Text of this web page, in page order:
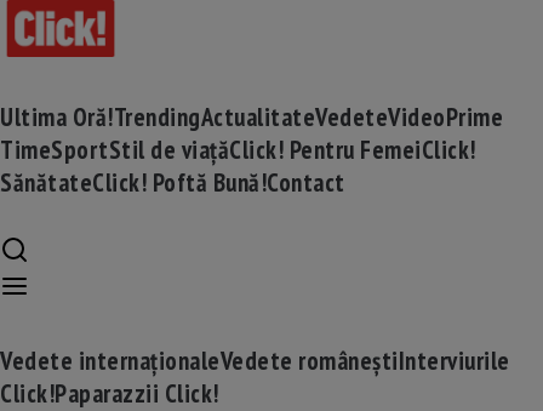
Ultima Oră!TrendingActualitateVedeteVideoPrime
TimeSportStil de viațăClick! Pentru FemeiClick!
SănătateClick! Poftă Bună!Contact
Vedete internaționaleVedete româneștiInterviurile
Click!Paparazzii Click!